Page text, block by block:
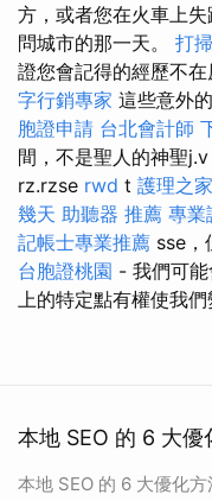
方，或者您在火車上
問城市的那一天。 打掃
證您會記得的經歷不在
字行銷專家 這些意外
胞證申請 台北會計師
間，不是聖人的神聖j.v
rz.rzse rwd t 護理之
幾天 助聽器 推薦 專業
記帳士專業推薦 sse，
台胞證桃園 - 我們可
上的特定點有權使我們
本地 SEO 的 6 大優
本地 SEO 的 6 大優化